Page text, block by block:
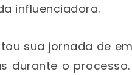
influenciadora.
sua jornada de
durante o